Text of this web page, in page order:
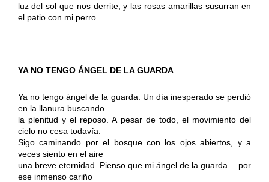
luz del sol que nos derrite, y las rosas amarillas susurran en
el patio con mi perro.
YA NO TENGO ÁNGEL DE LA GUARDA
Ya no tengo ángel de la guarda. Un día inesperado se perdió
en la llanura buscando
la plenitud y el reposo. A pesar de todo, el movimiento del
cielo no cesa todavía.
Sigo caminando por el bosque con los ojos abiertos, y a
veces siento en el aire
una breve eternidad. Pienso que mi ángel de la guarda —por
ese inmenso cariño